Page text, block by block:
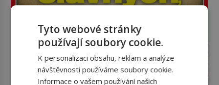
Tyto webové stránky
používají soubory cookie.
K personalizaci obsahu, reklam a analýze
návštěvnosti používáme soubory cookie.
Informace o vašem používání našich